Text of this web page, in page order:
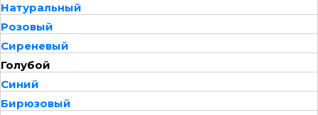
Натуральный
Розовый
Сиреневый
Голубой
Синий
Бирюзовый